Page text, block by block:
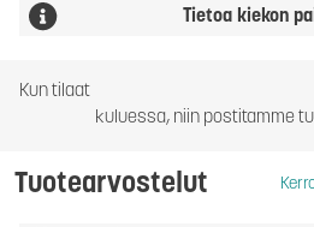
Tietoa kiekon
Kun tilaat
kuluessa, niin postitamme
Tuotearvostelut